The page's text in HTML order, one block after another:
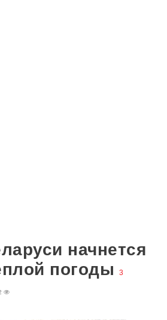
начнется
погоды
3